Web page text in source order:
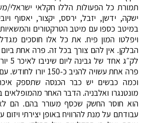
תמורת כל הפעולות הללו חקלאי ישראלי/
ישקה, ידשן, יזבל, ירסס, יקצור, יאסוף
במיטב כספו עם מיטב הטרקטורים
ויפלטו המון פיח. את כל אלו חוסכים
הבלקן. אין להם צורך בכל זה. פרה אחת
לק״ג
פרה אחת עשויה להניב כ-
וכמה כבשים יש כבר הכנסה שתספק
מונטנגרו ואלבניה. הדבר האחר מהמופלאים
הוא חוסר החשק שכסף מעורר בהם. הם
עבודתם על מנת להרוויח באופן יצירתי